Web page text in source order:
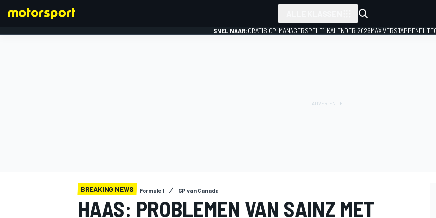
SNEL NAAR:GRATIS GP-MANAGERSPEL F1-KALENDER 2026MAX VERSTAPPENF1-
BREAKING NEWS Formule 1 GP van Canada
HAAS: PROBLEMEN VAN SAINZ MET